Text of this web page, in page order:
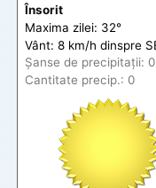
Însorit
Maxima zilei: 32°
Vânt: 8 km/h dinspre
Șanse de precipitații:
Cantitate precip.: 0